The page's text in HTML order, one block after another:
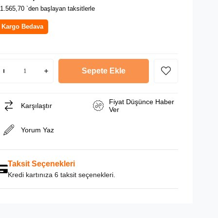
`den başlayan taksitlerle
Kargo Bedava
Karşılaştır
Fiyat Düşünce Haber
Ver
Yorum Yaz
Taksit Seçenekleri
Kredi kartınıza 6 taksit seçenekleri.